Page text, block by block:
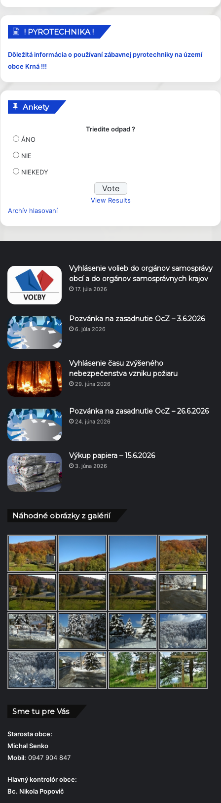
í
e
y
! PYROTECHNIKA !
Dôležitá informácia o používaní zábavnej pyrotechniky na území
obce Krná !!!
Ankety
Triedite odpad ?
ÁNO
NIE
NIEKEDY
View Results
Archív hlasovaní
Vyhlásenie volieb do orgánov samosprávy
obcí a do orgánov samosprávnych krajov
17. júla 2026
Pozvánka na zasadnutie OcZ – 3.6.2026
6. júla 2026
Vyhlásenie času zvýšeného
nebezpečenstva vzniku požiaru
29. júna 2026
Pozvánka na zasadnutie OcZ – 26.6.2026
24. júna 2026
Výkup papiera – 15.6.2026
3. júna 2026
Náhodné obrázky z galérií
Sme tu pre Vás
Starosta obce:
Michal Senko
Mobil: 0947 904 847
Hlavný kontrolór obce:
Bc. Nikola Popovič